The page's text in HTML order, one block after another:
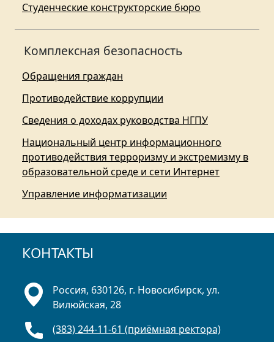
Студенческие конструкторские бюро
Комплексная безопасность
Обращения граждан
Противодействие коррупции
Сведения о доходах руководства НГПУ
Национальный центр информационного
противодействия терроризму и экстремизму в
образовательной среде и сети Интернет
Управление информатизации
КОНТАКТЫ
Россия, 630126, г. Новосибирск, ул.
Вилюйская, 28
(383) 244-11-61 (приёмная ректора)